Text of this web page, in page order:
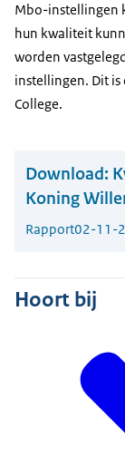
Mbo-instellingen
hun kwaliteit
worden
instellingen. Dit
College.
Download:
Koning
Rapport02-11-
Hoort bij